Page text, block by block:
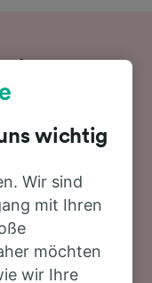
Bahnhof
Partenkirchen
Ihre Suche!
in der Regel 42
dabei 1 Stunde
mal umsteigen,
wichtig
Wir sind
mit Ihren
möchten
wir Ihre